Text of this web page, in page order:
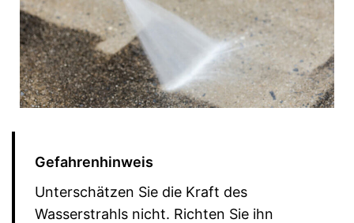
Gefahrenhinweis
Unterschätzen Sie die Kraft des
Wasserstrahls nicht. Richten Sie ihn